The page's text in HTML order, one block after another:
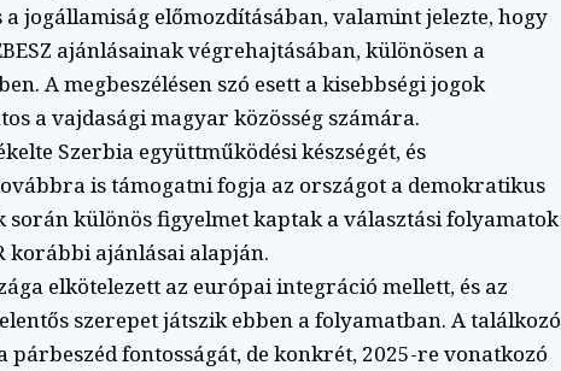
jogállamiság előmozdításában, valamint jelezte, hogy
ajánlásainak végrehajtásában, különösen a
A megbeszélésen szó esett a kisebbségi jogok
a vajdasági magyar közösség számára.
Szerbia együttműködési készségét, és
is támogatni fogja az országot a demokratikus
során különös figyelmet kaptak a választási folyamatok
korábbi ajánlásai alapján.
elkötelezett az európai integráció mellett, és az
szerepet játszik ebben a folyamatban. A találkozó
párbeszéd fontosságát, de konkrét, 2025-re vonatkozó